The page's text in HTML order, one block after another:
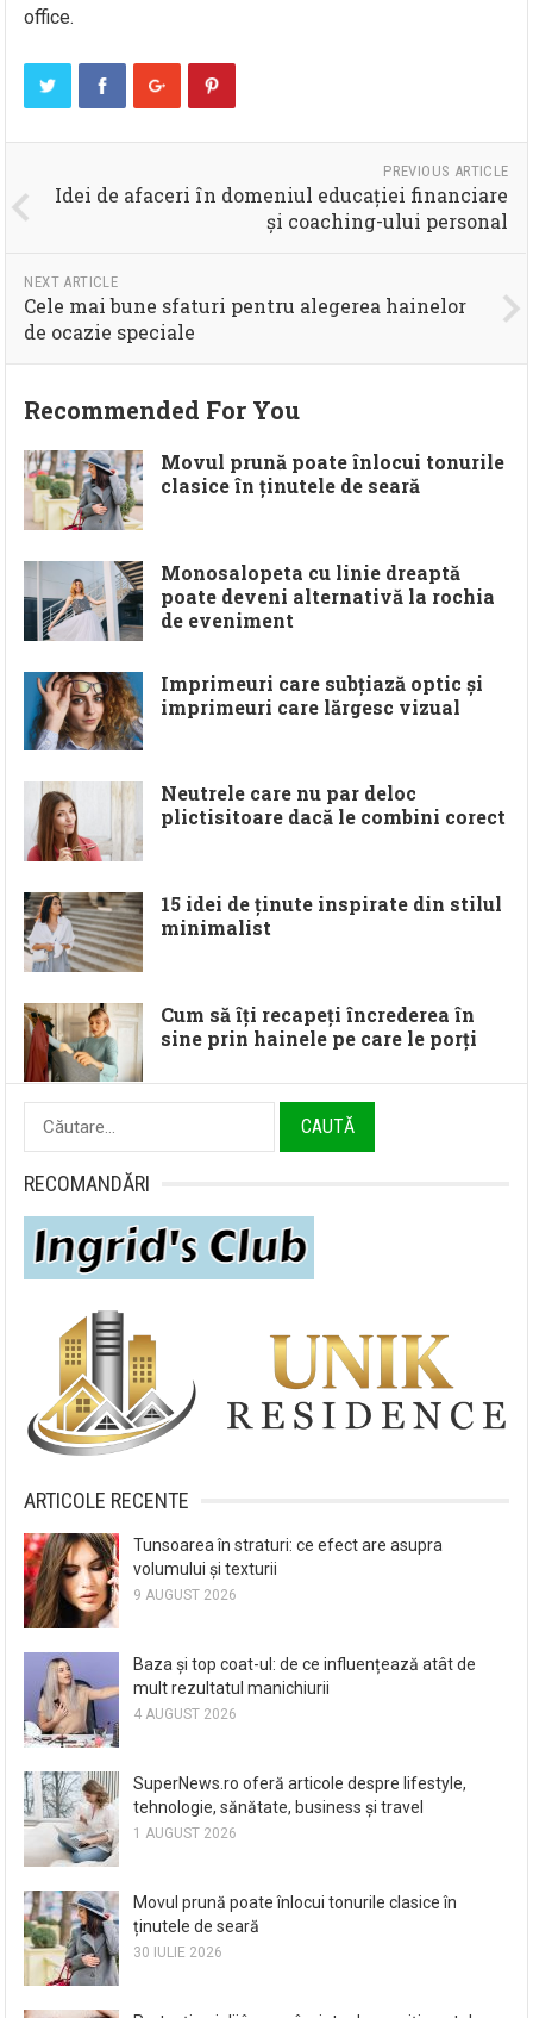
office.
PREVIOUS ARTICLE
Idei de afaceri în domeniul educației financiare
și coaching-ului personal
NEXT ARTICLE
Cele mai bune sfaturi pentru alegerea hainelor
de ocazie speciale
Recommended For You
Movul prună poate înlocui tonurile
clasice în ținutele de seară
Monosalopeta cu linie dreaptă
poate deveni alternativă la rochia
de eveniment
Imprimeuri care subțiază optic și
imprimeuri care lărgesc vizual
Neutrele care nu par deloc
plictisitoare dacă le combini corect
15 idei de ținute inspirate din stilul
minimalist
Cum să îți recapeți încrederea în
sine prin hainele pe care le porți
Caută
după:
RECOMANDĂRI
ARTICOLE RECENTE
Tunsoarea în straturi: ce efect are asupra
volumului și texturii
9 AUGUST 2026
Baza și top coat-ul: de ce influențează atât de
mult rezultatul manichiurii
4 AUGUST 2026
SuperNews.ro oferă articole despre lifestyle,
tehnologie, sănătate, business și travel
1 AUGUST 2026
Movul prună poate înlocui tonurile clasice în
ținutele de seară
30 IULIE 2026